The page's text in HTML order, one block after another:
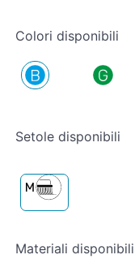
Colori disponibili
Setole disponibili
Materiali disponibili